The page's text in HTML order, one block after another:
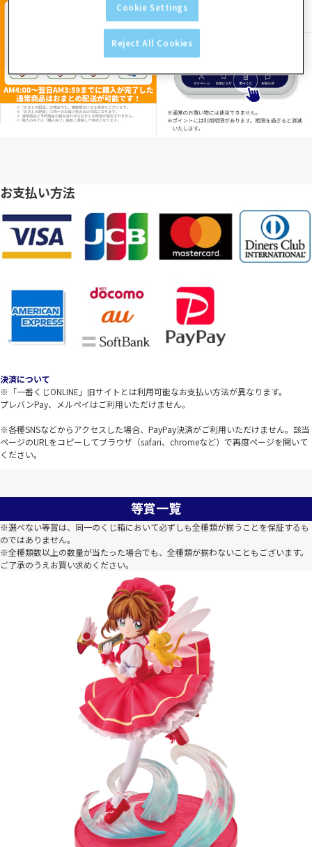
お支払い方法
決済について
※「一番くじONLINE」旧サイトとは利用可能なお支払い方法が異なります。
プレバンPay、メルペイはご利用いただけません。
※各種SNSなどからアクセスした場合、PayPay決済がご利用いただけません。該当
ページのURLをコピーしてブラウザ（safari、chromeなど）で再度ページを開いて
ください。
等賞一覧
※選べない等賞は、同一のくじ箱において必ずしも全種類が揃うことを保証するも
のではありません。
※全種類数以上の数量が当たった場合でも、全種類が揃わないこともございます。
ご了承のうえお買い求めください。
Cookie Settings
Reject All Cookies